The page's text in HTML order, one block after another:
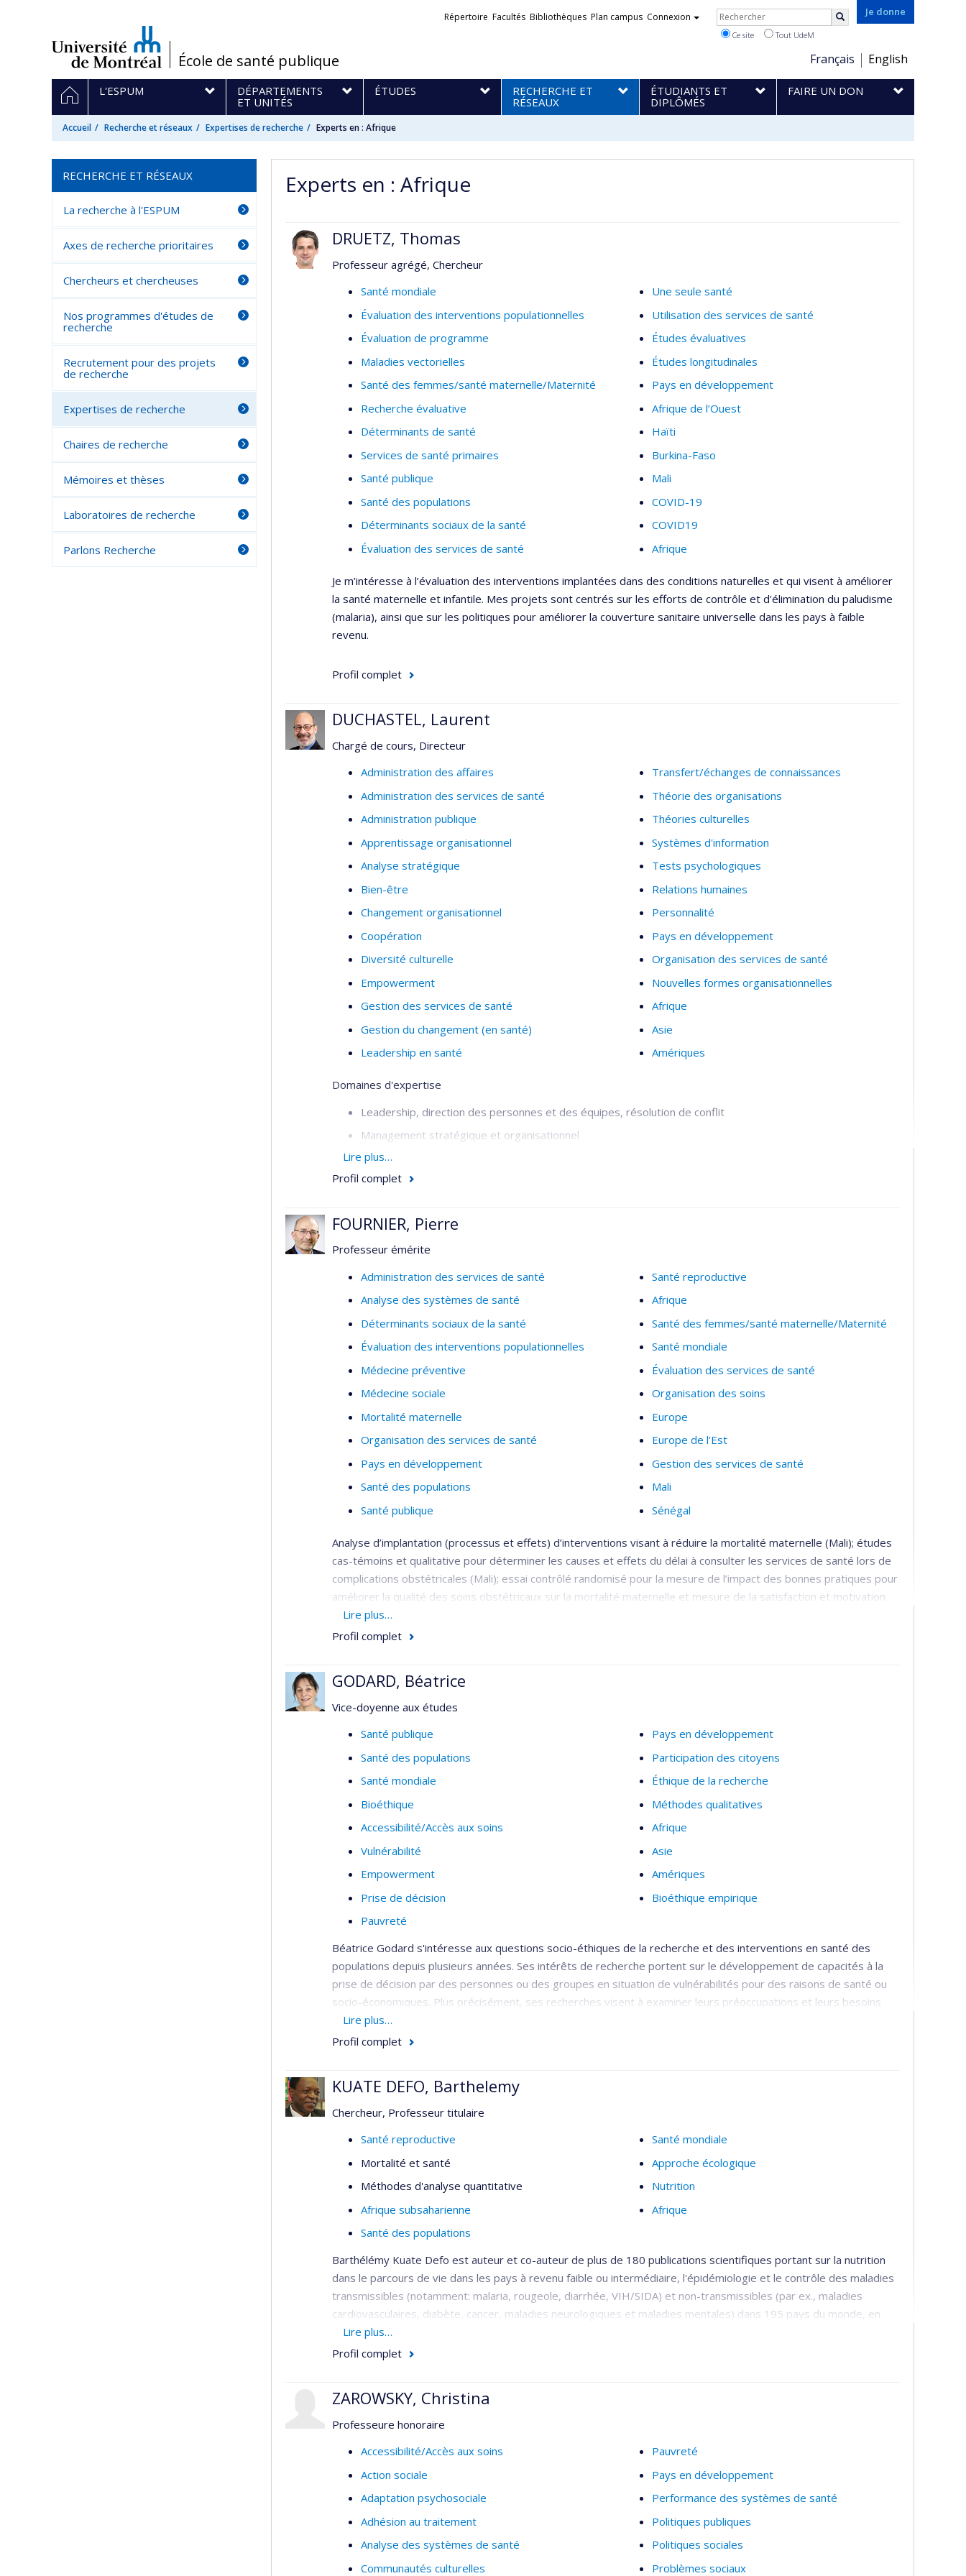
/École de santé publique
Je donne
Choix
de
la
langue
Français English
Liens
Répertoire Facultés Bibliothèques Plan campus Connexion Rechercher
Ce site Tout UdeM
Navigation
principale
ACCUEIL
L'ESPUM
DÉPARTEMENTS
ET UNITÉS
ÉTUDES
RECHERCHE ET
RÉSEAUX
ÉTUDIANTS ET
DIPLÔMÉS
FAIRE UN DON
Accueil Recherche et réseaux Expertises de recherche Experts en : Afrique
Experts en : Afrique
DRUETZ, Thomas
Professeur agrégé, Chercheur
Santé mondiale
Évaluation des interventions populationnelles
Évaluation de programme
Maladies vectorielles
Santé des femmes/santé maternelle/Maternité
Recherche évaluative
Déterminants de santé
Services de santé primaires
Santé publique
Santé des populations
Déterminants sociaux de la santé
Évaluation des services de santé
Une seule santé
Utilisation des services de santé
Études évaluatives
Études longitudinales
Pays en développement
Afrique de l’Ouest
Haïti
Burkina-Faso
Mali
COVID-19
COVID19
Afrique
Je m’intéresse à l’évaluation des interventions implantées dans des conditions naturelles et qui visent à améliorer
la santé maternelle et infantile. Mes projets sont centrés sur les efforts de contrôle et d'élimination du paludisme
(malaria), ainsi que sur les politiques pour améliorer la couverture sanitaire universelle dans les pays à faible
revenu.
Profil complet
DUCHASTEL, Laurent
Chargé de cours, Directeur
Administration des affaires
Administration des services de santé
Administration publique
Apprentissage organisationnel
Analyse stratégique
Bien-être
Changement organisationnel
Coopération
Diversité culturelle
Empowerment
Gestion des services de santé
Gestion du changement (en santé)
Leadership en santé
Transfert/échanges de connaissances
Théorie des organisations
Théories culturelles
Systèmes d'information
Tests psychologiques
Relations humaines
Personnalité
Pays en développement
Organisation des services de santé
Nouvelles formes organisationnelles
Afrique
Asie
Amériques
Domaines d'expertise
Leadership, direction des personnes et des équipes, résolution de conflit
Management stratégique et organisationnel
Formation continue, andragogie et technopédagogie
Gestion administrative et développement d’affaires
Coaching de carrière
Secteurs d'intervention
Santé publique (public et privé)
Institutions universitaires
Projets d’assistance technique et de coopération internationale
Gouvernance publique
PME et commerces de détail
Organisations sans but lucratif
Lire plus…
Profil complet
FOURNIER, Pierre
Professeur émérite
Administration des services de santé
Analyse des systèmes de santé
Déterminants sociaux de la santé
Évaluation des interventions populationnelles
Médecine préventive
Médecine sociale
Mortalité maternelle
Organisation des services de santé
Pays en développement
Santé des populations
Santé publique
Santé reproductive
Afrique
Santé des femmes/santé maternelle/Maternité
Santé mondiale
Évaluation des services de santé
Organisation des soins
Europe
Europe de l’Est
Gestion des services de santé
Mali
Sénégal
Analyse d’implantation (processus et effets) d’interventions visant à réduire la mortalité maternelle (Mali); études
cas-témoins et qualitative pour déterminer les causes et effets du délai à consulter les services de santé lors de
complications obstétricales (Mali); essai contrôlé randomisé pour la mesure de l’impact des bonnes pratiques pour
améliorer la qualité des soins obstétricaux sur la mortalité maternelle et mesure de la satisfaction et motivation
du personnel de santé (Sénégal et Mali). Déterminants de la santé; pays en développement; évaluation et
organisation des services de santé; ressources humaines.
Lire plus…
Profil complet
GODARD, Béatrice
Vice-doyenne aux études
Santé publique
Santé des populations
Santé mondiale
Bioéthique
Accessibilité/Accès aux soins
Vulnérabilité
Empowerment
Prise de décision
Pauvreté
Pays en développement
Participation des citoyens
Éthique de la recherche
Méthodes qualitatives
Afrique
Asie
Amériques
Bioéthique empirique
Béatrice Godard s'intéresse aux questions socio-éthiques de la recherche et des interventions en santé des
populations depuis plusieurs années. Ses intérêts de recherche portent sur le développement de capacités à la
prise de décision par des personnes ou des groupes en situation de vulnérabilités pour des raisons de santé ou
socio-économiques. Plus précisément, ses recherches visent à examiner leurs préoccupations et leurs besoins
par rapport à la situation de vulnérabilité dans laquelle ils se trouvent et les processus éthiques à mettre en place
pour contribuer à leur autonomisation. Ses travaux s’inscrivent dans une démarche empirique.
Lire plus…
Profil complet
KUATE DEFO, Barthelemy
Chercheur, Professeur titulaire
Santé reproductive
Mortalité et santé
Méthodes d'analyse quantitative
Afrique subsaharienne
Santé des populations
Santé mondiale
Approche écologique
Nutrition
Afrique
Barthélémy Kuate Defo est auteur et co-auteur de plus de 180 publications scientifiques portant sur la nutrition
dans le parcours de vie dans les pays à revenu faible ou intermédiaire, l'épidémiologie et le contrôle des maladies
transmissibles (notamment: malaria, rougeole, diarrhée, VIH/SIDA) et non-transmissibles (par ex., maladies
cardiovasculaires, diabète, cancer, maladies neurologiques et maladies mentales) dans 195 pays du monde, en
utilisant les modèles de simulation, les modèles paramétriques et non-paramétriques, les modélisations
séquentielles, longitudinales, multi-niveaux et multi-états.
maladies transmissibles et non-transmissibles; la mortalité selon la cause de décès; les théories en sciences de la
interventions en santé, stratégies et actions sanitaires.
Il s’intéresse également à la traduction des résultats de recherche en politique ainsi qu’aux stratégies et actions
pour la protection et la promotion de la santé publique en Afrique.
Lire plus…
Profil complet
ZAROWSKY, Christina
Professeure honoraire
Accessibilité/Accès aux soins
Action sociale
Adaptation psychosociale
Adhésion au traitement
Analyse des systèmes de santé
Communautés culturelles
Pauvreté
Pays en développement
Performance des systèmes de santé
Politiques publiques
Politiques sociales
Problèmes sociaux
RECHERCHE ET RÉSEAUX
La recherche à l'ESPUM
Axes de recherche prioritaires
Chercheurs et chercheuses
Nos programmes d'études de
recherche
Recrutement pour des projets
de recherche
Expertises de recherche
Chaires de recherche
Mémoires et thèses
Laboratoires de recherche
Parlons Recherche